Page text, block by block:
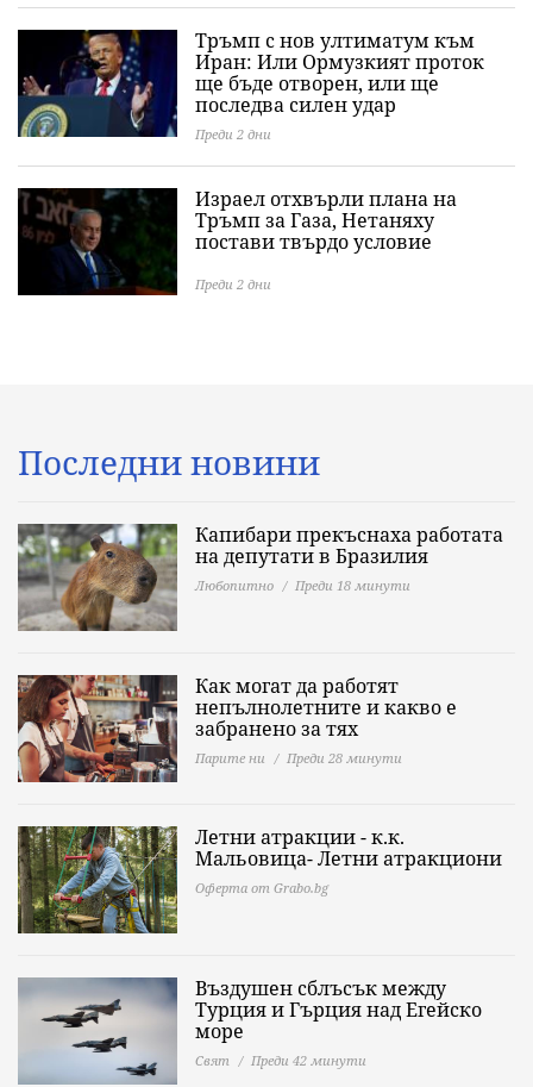
Тръмп с нов ултиматум към
Иран: Или Ормузкият проток
ще бъде отворен, или ще
последва силен удар
Преди 2 дни
Израел отхвърли плана на
Тръмп за Газа, Нетаняху
постави твърдо условие
Преди 2 дни
Последни новини
Капибари прекъснаха работата
на депутати в Бразилия
Любопитно Преди 18 минути
Как могат да работят
непълнолетните и какво е
забранено за тях
Парите ни Преди 28 минути
Летни атракции - к.к.
Мальовица- Летни атракциони
Оферта от Grabo.bg
Въздушен сблъсък между
Турция и Гърция над Егейско
море
Свят Преди 42 минути